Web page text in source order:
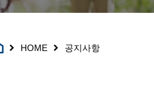
HOME 공지사항